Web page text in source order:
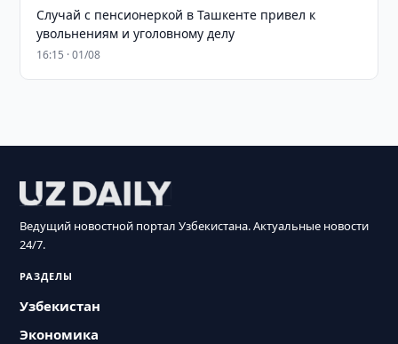
Случай с пенсионеркой в Ташкенте привел к
увольнениям и уголовному делу
16:15 · 01/08
Ведущий новостной портал Узбекистана. Актуальные новости
24/7.
РАЗДЕЛЫ
Узбекистан
Экономика